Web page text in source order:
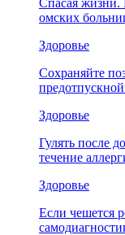
Спасая жизни.
омских
Здоровье
Сохраняйте
Здоровье
Гулять после
течение
Здоровье
Если чешется